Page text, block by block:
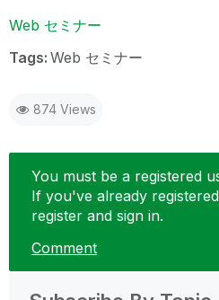
Web セミナー
Tags: Web セミナー
874 Views
You must be a registered
If you've already
register and sign in.
Comment